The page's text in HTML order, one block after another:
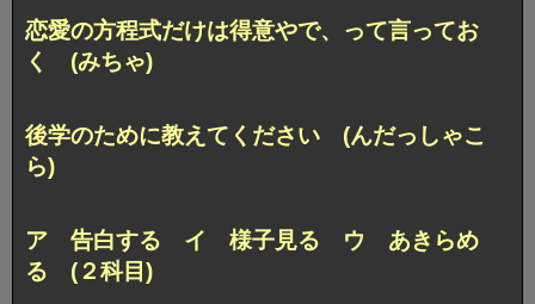
恋愛の方程式だけは得意やで、って言ってお
く (みちゃ)
後学のために教えてください (んだっしゃこ
ら)
ア 告白する イ 様子見る ウ あきらめ
る (２科目)